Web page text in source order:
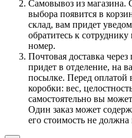
Самовывоз из магазина.
выбора появится в
склад, вам придет
обратитесь к
номер.
Почтовая доставка
придет в отделение, на
посылке. Перед оплатой
коробки: вес,
самостоятельно вы
Один заказ может
его стоимость не